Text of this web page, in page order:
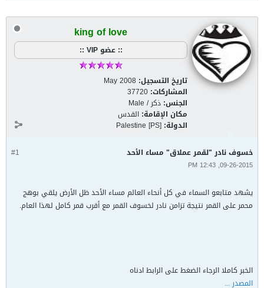
king of love
:: عضو VIP ::
تاريخ التسجيل: May 2008
المشاركات: 37720
الجنس: ذكر / Male
مكان الإقامة: القدس
الدولة: Palestine [PS]
#1 خسوف نادر "لقمر عملاق" مساء الأحد
09-26-2015, 12:43 PM
يشهد متابعو السماء في كل أنحاء العالم مساء الأحد ظل الأرض يلقي بوهج
محمر على القمر نتيجة تزامن نادر لخسوف القمر مع أقرب قمر كامل لهذا العام.
الخبر كاملا الرجاء الضغط على الرابط ادناه
المصدر ...